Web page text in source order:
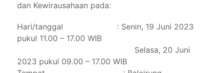
dan Kewirausahaan pada:
Hari/tanggal
: Senin, 19 Juni 2023
pukul 11.00 – 17.00 WIB
Selasa, 20 Juni
2023 pukul 09.00 – 17.00 WIB